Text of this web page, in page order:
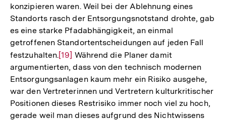
konzipieren waren. Weil bei der Ablehnung eines
Standorts rasch der Entsorgungsnotstand drohte, gab
es eine starke Pfadabhängigkeit, an einmal
getroffenen Standortentscheidungen auf jeden Fall
festzuhalten.Zur
Auflösung
der
Fußnote
[19] Während die Planer damit
argumentierten, dass von den technisch modernen
Entsorgungsanlagen kaum mehr ein Risiko ausgehe,
war den Vertreterinnen und Vertretern kulturkritischer
Positionen dieses Restrisiko immer noch viel zu hoch,
gerade weil man dieses aufgrund des Nichtwissens